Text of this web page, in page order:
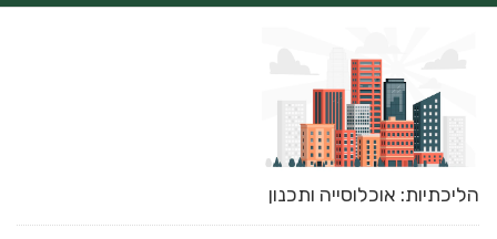
הליכתיות: אוכלוסייה ותכנון